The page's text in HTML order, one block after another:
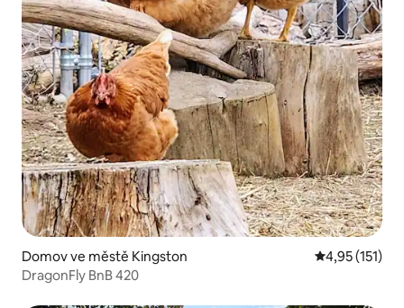
Domov ve městě Kingston Průměrné
4,95 (151)
DragonFly BnB 420